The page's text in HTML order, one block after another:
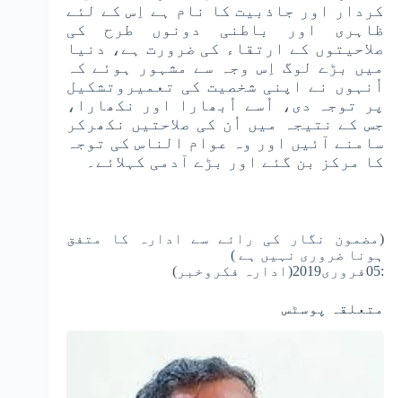
کردار اور جاذبیت کا نام ہے اِس کے لئے
ظاہری اور باطنی دونوں طرح کی
صلاحیتوں کے ارتقاء کی ضرورت ہے، دنیا
میں بڑے لوگ اِس وجہ سے مشہور ہوئے کہ
اُنہوں نے اپنی شخصیت کی تعمیروتشکیل
پر توجہ دی، اُسے اُبھارا اور نکھارا،
جس کے نتیجہ میں اُن کی صلاحتیں نکھرکر
سامنے آئیں اور وہ عوام الناس کی توجہ
کا مرکز بن گئے اور بڑے آدمی کہلائے۔
(مضمون نگار کی رائے سے ادارہ کا متفق
ہونا ضروری نہیں ہے )
:05فروری2019(ادارہ فکروخبر)
متعلقہ پوسٹس